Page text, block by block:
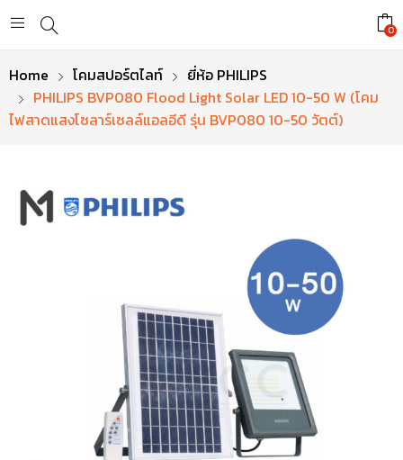
0
Home โคมสปอร์ตไลท์
ยี่ห้อ PHILIPS
PHILIPS BVP080 Flood Light Solar LED 10-50 W (โคม
ไฟสาดแสงโซลาร์เซลล์แอลอีดี รุ่น BVP080 10-50 วัตต์)